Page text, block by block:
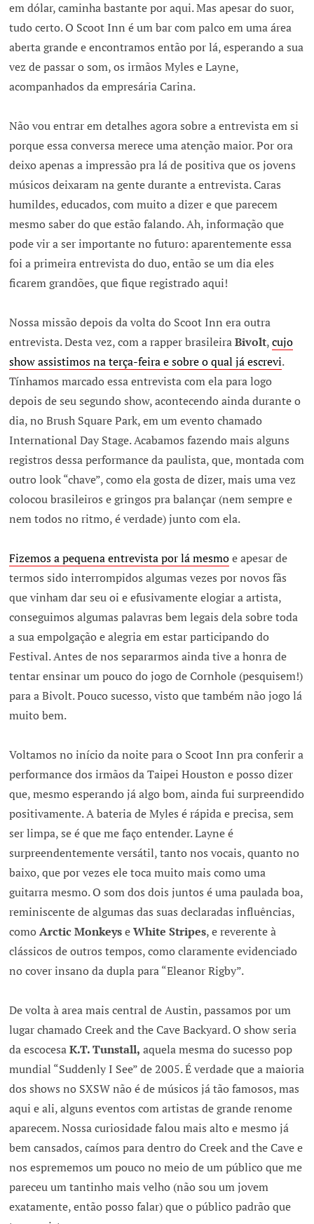
em dólar, caminha bastante por aqui. Mas apesar do suor,
tudo certo. O Scoot Inn é um bar com palco em uma área
aberta grande e encontramos então por lá, esperando a sua
vez de passar o som, os irmãos Myles e Layne,
acompanhados da empresária Carina.
Não vou entrar em detalhes agora sobre a entrevista em si
porque essa conversa merece uma atenção maior. Por ora
deixo apenas a impressão pra lá de positiva que os jovens
músicos deixaram na gente durante a entrevista. Caras
humildes, educados, com muito a dizer e que parecem
mesmo saber do que estão falando. Ah, informação que
pode vir a ser importante no futuro: aparentemente essa
foi a primeira entrevista do duo, então se um dia eles
ficarem grandões, que fique registrado aqui!
Nossa missão depois da volta do Scoot Inn era outra
entrevista. Desta vez, com a rapper brasileiraBivolt,cujo
show assistimos na terça-feira e sobre o qual já escrevi.
Tínhamos marcado essa entrevista com ela para logo
depois de seu segundo show, acontecendo ainda durante o
dia, no Brush Square Park, em um evento chamado
International Day Stage. Acabamos fazendo mais alguns
registros dessa performance da paulista, que, montada com
outro look “chave”, como ela gosta de dizer, mais uma vez
colocou brasileiros e gringos pra balançar (nem sempre e
nem todos no ritmo, é verdade) junto com ela.
Fizemos a pequena entrevista por lá mesmoe apesar de
termos sido interrompidos algumas vezes por novos fãs
que vinham dar seu oi e efusivamente elogiar a artista,
conseguimos algumas palavras bem legais dela sobre toda
a sua empolgação e alegria em estar participando do
Festival. Antes de nos separarmos ainda tive a honra de
tentar ensinar um pouco do jogo de Cornhole (pesquisem!)
para a Bivolt. Pouco sucesso, visto que também não jogo lá
muito bem.
Voltamos no início da noite para o Scoot Inn pra conferir a
performance dos irmãos da Taipei Houston e posso dizer
que, mesmo esperando já algo bom, ainda fui surpreendido
positivamente. A bateria de Myles é rápida e precisa, sem
ser limpa, se é que me faço entender. Layne é
surpreendentemente versátil, tanto nos vocais, quanto no
baixo, que por vezes ele toca muito mais como uma
guitarra mesmo. O som dos dois juntos é uma paulada boa,
reminiscente de algumas das suas declaradas influências,
comoArctic MonkeyseWhite Stripes, e reverente à
clássicos de outros tempos, como claramente evidenciado
no cover insano da dupla para “Eleanor Rigby”.
De volta à area mais central de Austin, passamos por um
lugar chamado Creek and the Cave Backyard. O show seria
da escocesaK.T. Tunstall, aquela mesma do sucesso pop
mundial “Suddenly I See” de 2005. É verdade que a maioria
dos shows no SXSW não é de músicos já tão famosos, mas
aqui e ali, alguns eventos com artistas de grande renome
aparecem. Nossa curiosidade falou mais alto e mesmo já
bem cansados, caímos para dentro do Creek and the Cave e
nos esprememos um pouco no meio de um público que me
pareceu um tantinho mais velho (não sou um jovem
exatamente, então posso falar) que o público padrão que